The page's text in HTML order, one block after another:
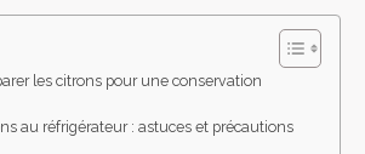
les citrons pour une conservation
au réfrigérateur : astuces et précautions